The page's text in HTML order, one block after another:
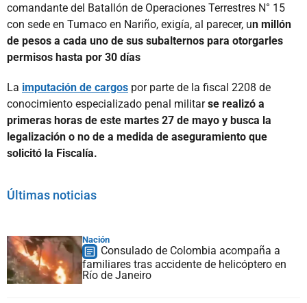
comandante del Batallón de Operaciones Terrestres N° 15
con sede en Tumaco en Nariño, exigía, al parecer, un millón
de pesos a cada uno de sus subalternos para otorgarles
permisos hasta por 30 días
La imputación de cargos por parte de la fiscal 2208 de
conocimiento especializado penal militarse realizó a
primeras horas de este martes 27 de mayo y busca la
legalización o no de a medida de aseguramiento que
solicitó la Fiscalía.
Últimas noticias
Nación
Consulado de Colombia acompaña a
familiares tras accidente de helicóptero en
Río de Janeiro